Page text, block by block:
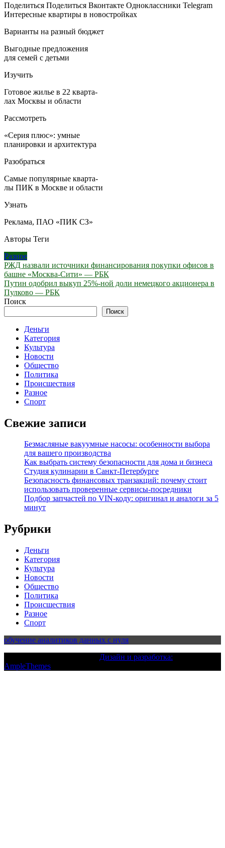
Поделиться Поделиться Вконтакте Одноклассники Telegram
Интересные квартиры в новостройках
Варианты на разный бюджет
Выгодные предложения
для семей с детьми
Изучить
Готовое жилье в 22 кварта-
лах Москвы и области
Рассмотреть
«Серия плюс»: умные
планировки и архитектура
Разобраться
Самые популярные кварта-
лы ПИК в Москве и области
Узнать
Реклама, ПАО «ПИК СЗ»
Авторы Теги
Разное
Навигация
по
записям
РЖД назвали источники финансирования покупки офисов в
башне «Москва-Сити» — РБК
Путин одобрил выкуп 25%-ной доли немецкого акционера в
Пулково — РБК
Поиск
Поиск
Деньги
Категория
Культура
Новости
Общество
Политика
Происшествия
Разное
Спорт
Свежие записи
Безмасляные вакуумные насосы: особенности выбора
для вашего производства
Как выбрать систему безопасности для дома и бизнеса
Студия кулинарии в Санкт-Петербурге
Безопасность финансовых транзакций: почему стоит
использовать проверенные сервисы-посредники
Подбор запчастей по VIN-коду: оригинал и аналоги за 5
минут
Рубрики
Деньги
Категория
Культура
Новости
Общество
Политика
Происшествия
Разное
Спорт
обучение аналитиков данных с нуля
Дизайн и разработка:
AmpleThemes